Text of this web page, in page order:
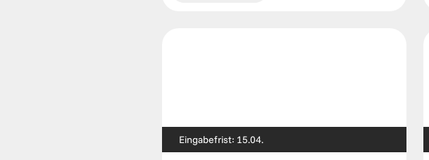
Eingabefrist: 15.04.